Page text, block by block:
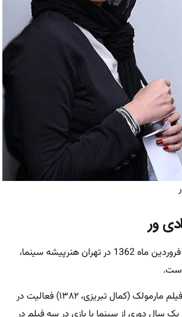
ور
رعنا آزادی ور متولد 17 فروردین ماه 1362 در تهران هنرپیشه سینما،
است.
رعنا آزادی ور با بازی در فیلم مارمولک (کمال تبریزی، ۱۳۸۲) فعالیت در